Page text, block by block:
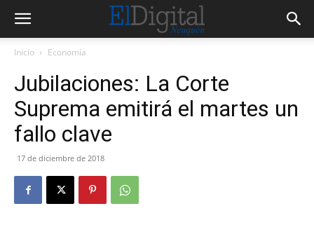
Inicio Economía
Jubilaciones: La Corte
Suprema emitirá el martes un
fallo clave
17 de diciembre de 2018